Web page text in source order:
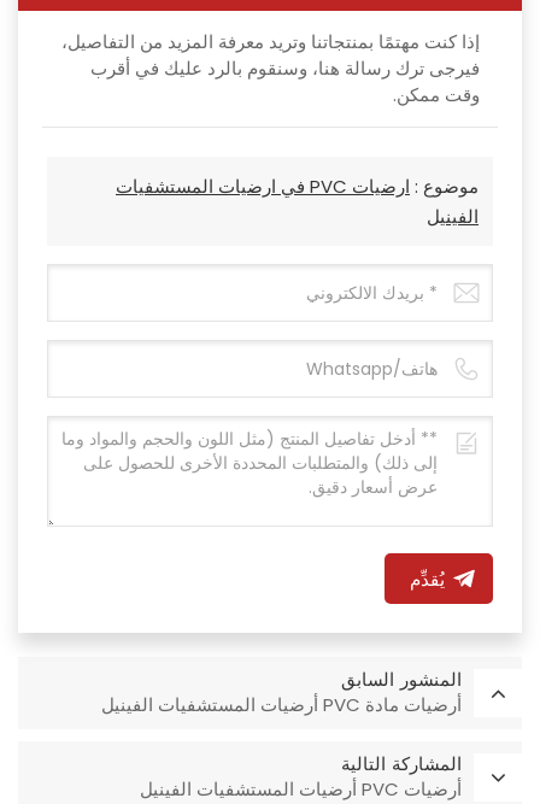
إذا كنت مهتمًا بمنتجاتنا وتريد معرفة المزيد من التفاصيل،
فيرجى ترك رسالة هنا، وسنقوم بالرد عليك في أقرب
وقت ممكن.
موضوع :
ارضيات PVC في ارضيات المستشفيات
الفينيل
يُقدِّم
المنشور السابق
أرضيات مادة PVC أرضيات المستشفيات الفينيل
المشاركة التالية
أرضيات PVC أرضيات المستشفيات الفينيل